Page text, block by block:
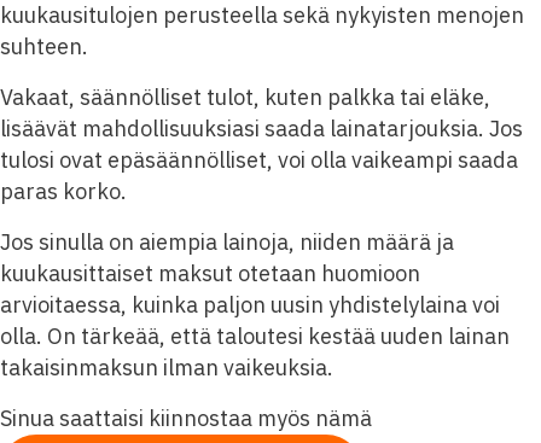
kuukausitulojen perusteella sekä nykyisten menojen
suhteen.
Vakaat, säännölliset tulot, kuten palkka tai eläke,
lisäävät mahdollisuuksiasi saada lainatarjouksia. Jos
tulosi ovat epäsäännölliset, voi olla vaikeampi saada
paras korko.
Jos sinulla on aiempia lainoja, niiden määrä ja
kuukausittaiset maksut otetaan huomioon
arvioitaessa, kuinka paljon uusin yhdistelylaina voi
olla. On tärkeää, että taloutesi kestää uuden lainan
takaisinmaksun ilman vaikeuksia.
Sinua saattaisi kiinnostaa myös nämä